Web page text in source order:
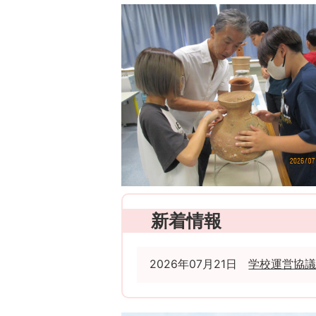
新着情報
2026年07月21日 学校運営協